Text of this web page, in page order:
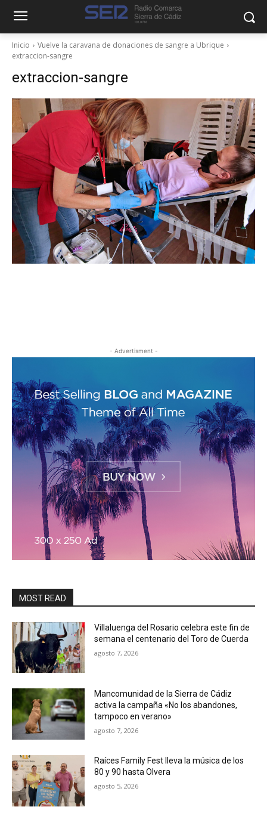
Inicio
Vuelve la caravana de donaciones de sangre a Ubrique
extraccion-sangre
extraccion-sangre
- Advertisment -
MOST READ
Villaluenga del Rosario celebra este fin de
semana el centenario del Toro de Cuerda
agosto 7, 2026
Mancomunidad de la Sierra de Cádiz
activa la campaña «No los abandones,
tampoco en verano»
agosto 7, 2026
Raíces Family Fest lleva la música de los
80 y 90 hasta Olvera
agosto 5, 2026